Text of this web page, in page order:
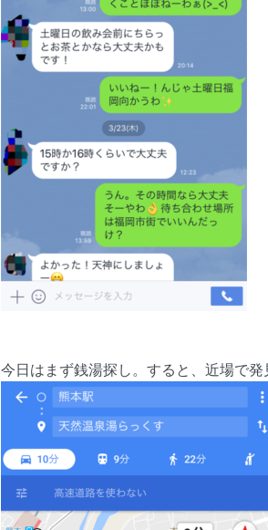
今日はまず銭湯探し。すると、近場で